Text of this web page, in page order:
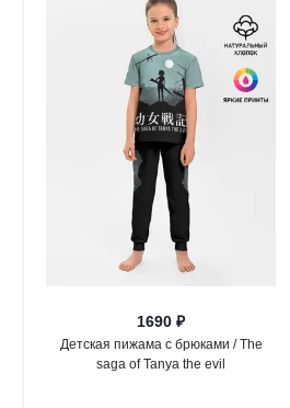
1690 ₽
Детская пижама с брюками / The
saga of Tanya the evil